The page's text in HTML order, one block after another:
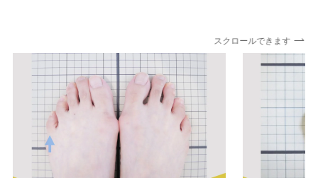
スクロールできます